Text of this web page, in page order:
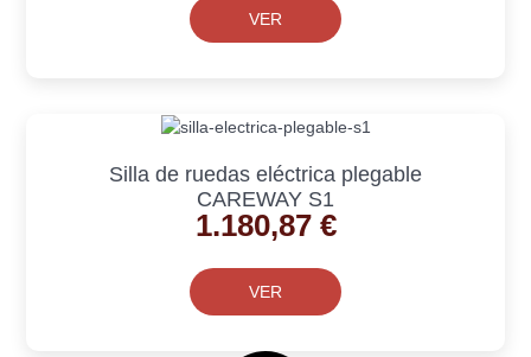
VER
Silla de ruedas eléctrica plegable
CAREWAY S1
1.180,87 €
VER